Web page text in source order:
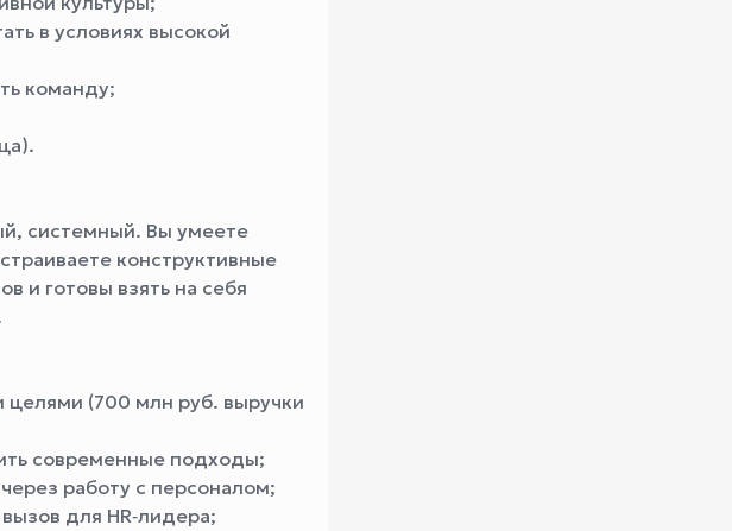
в условиях высокой
команду;
системный. Вы умеете
конструктивные
и готовы взять на себя
целями (700 млн руб. выручки
современные подходы;
работу с персоналом;
для HR‑лидера;